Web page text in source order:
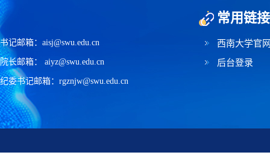
书记邮箱：aisj@swu.edu.cn
院长邮箱： aiyz@swu.edu.cn
纪委书记邮箱：rgznjw@swu.edu.cn
常用链接
西南大学官
后台登录